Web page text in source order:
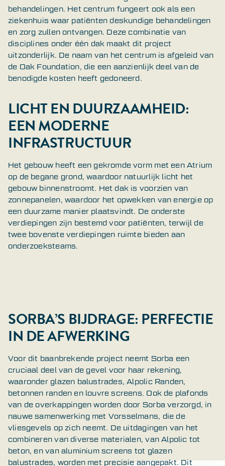
behandelingen. Het centrum fungeert ook als een
ziekenhuis waar patiënten deskundige behandelingen
en zorg zullen ontvangen. Deze combinatie van
disciplines onder één dak maakt dit project
uitzonderlijk. De naam van het centrum is afgeleid van
de Oak Foundation, die een aanzienlijk deel van de
benodigde kosten heeft gedoneerd.
LICHT EN DUURZAAMHEID:
EEN MODERNE
INFRASTRUCTUUR
Het gebouw heeft een gekromde vorm met een Atrium
op de begane grond, waardoor natuurlijk licht het
gebouw binnenstroomt. Het dak is voorzien van
zonnepanelen, waardoor het opwekken van energie op
een duurzame manier plaatsvindt. De onderste
verdiepingen zijn bestemd voor patiënten, terwijl de
twee bovenste verdiepingen ruimte bieden aan
onderzoeksteams.
SORBA’S BIJDRAGE: PERFECTIE
IN DE AFWERKING
Voor dit baanbrekende project neemt Sorba een
cruciaal deel van de gevel voor haar rekening,
waaronder glazen balustrades, Alpolic Randen,
betonnen randen en louvre screens. Ook de plafonds
van de overkappingen worden door Sorba verzorgd, in
nauwe samenwerking met Vorsselmans, die de
vliesgevels op zich neemt. De uitdagingen van het
combineren van diverse materialen, van Alpolic tot
beton, en van aluminium screens tot glazen
balustrades, worden met precisie aangepakt. Dit